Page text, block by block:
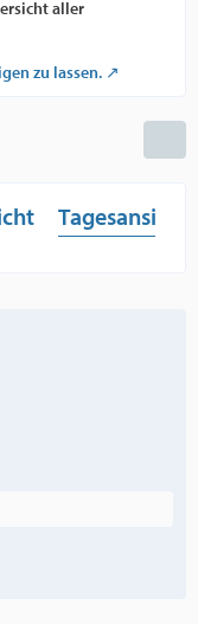
aller
zu lassen.
Tagesansicht